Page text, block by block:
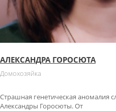
АЛЕКСАНДРА ГОРОСЮТА
Домохозяйка
Страшная генетическая аномалия
Александры Горосюты. От